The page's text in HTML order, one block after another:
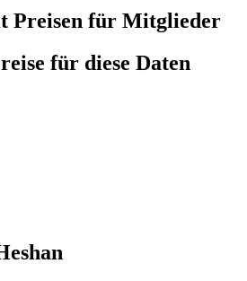
Preisen für Mitglieder
für diese Daten